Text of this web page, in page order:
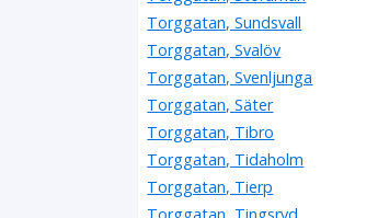
Torggatan, Sundsvall
Torggatan, Svalöv
Torggatan, Svenljunga
Torggatan, Säter
Torggatan, Tibro
Torggatan, Tidaholm
Torggatan, Tierp
Torggatan, Tingsryd